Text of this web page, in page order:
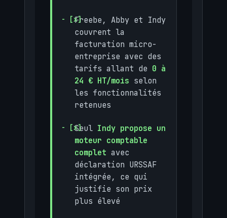
Freebe, Abby et Indy
couvrent la
facturation micro-
entreprise avec des
tarifs allant de 0 à
24 € HT/mois selon
les fonctionnalités
retenues
Seul Indy propose un
moteur comptable
complet avec
déclaration URSSAF
intégrée, ce qui
justifie son prix
plus élevé